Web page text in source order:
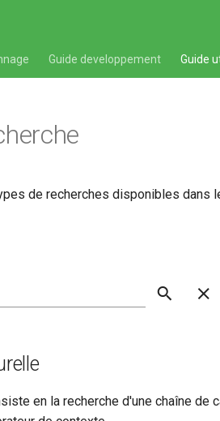
Guide developpement Guide
de recherches disponibles dans
en la recherche d'une chaîne